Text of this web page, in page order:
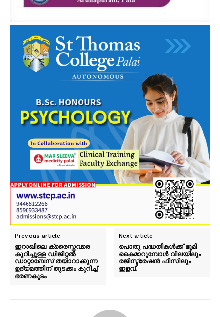
Previous article
ഇറാഖിലെ ക്രൈസ്തവരെ
കുറിച്ചുള്ള ഡിജിറ്റല്‍
ഡാറ്റാബേസ് തയാറാക്കുന്ന
ഉദ്യമത്തിന് തുടക്കം കുറിച്ച്
ഭരണകൂടം
Next article
പൊതു പദ്ധതികൾക്ക് ഭൂമി
കൈമാറുമ്പോൾ വിലയിലും
രജിസ്ട്രേഷൻ ഫീസിലും
ഇളവ്.